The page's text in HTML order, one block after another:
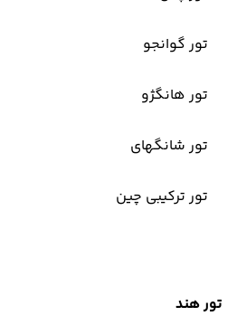
تور گوانجو
تور هانگژو
تور شانگهای
تور ترکیبی چین
تور هند